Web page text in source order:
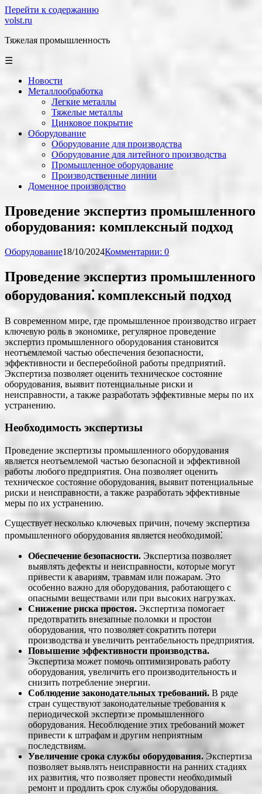
Перейти к содержанию
volst.ru
Тяжелая промышленность
☰
Новости
Металлообработка
Легкие металлы
Тяжелые металлы
Цинковое покрытие
Оборудование
Оборудование для производства
Оборудование для литейного производства
Промышленное оборудование
Производственные линии
Доменное производство
Проведение экспертиз промышленного
оборудования: комплексный подход
Оборудование18/10/2024Комментарии: 0
Проведение экспертиз промышленного
оборудования⁚ комплексный подход
В современном мире, где промышленное производство играет
ключевую роль в экономике, регулярное проведение
экспертиз промышленного оборудования становится
неотъемлемой частью обеспечения безопасности,
эффективности и бесперебойной работы предприятий.
Экспертиза позволяет оценить техническое состояние
оборудования, выявит потенциальные риски и
неисправности, а также разработать эффективные меры по их
устранению.
Необходимость экспертизы
Проведение экспертизы промышленного оборудования
является неотъемлемой частью безопасной и эффективной
работы любого предприятия. Она позволяет оценить
техническое состояние оборудования, выявит потенциальные
риски и неисправности, а также разработать эффективные
меры по их устранению.
Существует несколько ключевых причин, почему экспертиза
промышленного оборудования является необходимой⁚
Обеспечение безопасности. Экспертиза позволяет
выявлять дефекты и неисправности, которые могут
привести к авариям, травмам или пожарам. Это
особенно важно для оборудования, работающего с
опасными веществами или при высоких нагрузках.
Снижение риска простоя. Экспертиза помогает
предотвратить внезапные поломки и простои
оборудования, что позволяет сократить потери
производства и увеличить рентабельность предприятия.
Повышение эффективности производства.
Экспертиза может помочь оптимизировать работу
оборудования, увеличить его производительность и
снизить потребление энергии.
Соблюдение законодательных требований. В ряде
стран существуют законодательные требования к
периодической экспертизе промышленного
оборудования. Несоблюдение этих требований может
привести к штрафам и другим неприятным
последствиям.
Увеличение срока службы оборудования. Экспертиза
позволяет выявлять неисправности на ранних стадиях
их развития, что позволяет провести необходимый
ремонт и продлить срок службы оборудования.